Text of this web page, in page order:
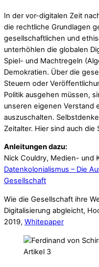
In der vor-digitalen Zeit
die rechtliche Grundlagen
gesellschaftlichen und
unterhöhlen die globalen
Spiel- und Machtregeln
Demokratien. Über die
Steuern oder
Politik ausgehen müssen,
unseren eigenen Verstand
auszuschalten.
Zeitalter. Hier sind auch die
Anleitungen dazu:
Nick Couldry, Medien- und
Datenkolonialismus – Die
Gesellschaft
Wie die Gesellschaft ihre
Digitalisierung abgleicht,
2019, Whitepaper